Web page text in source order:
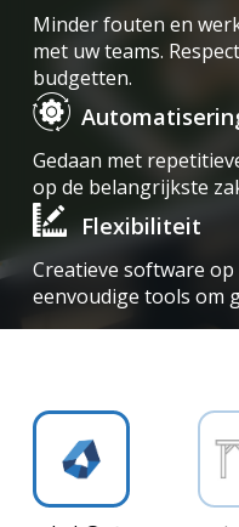
Minder fouten en
met uw teams.
budgetten.
Gedaan met
op de belangrijkste
Flexibiliteit
Creatieve software
eenvoudige tools om